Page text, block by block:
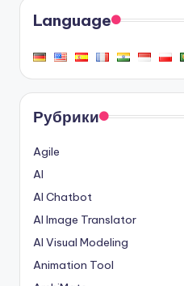
Language
Рубрики
Agile
AI
AI Chatbot
AI Image Translator
AI Visual Modeling
Animation Tool